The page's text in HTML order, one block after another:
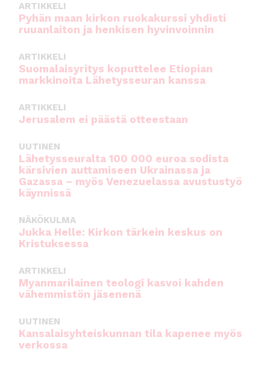
ARTIKKELI
Pyhän maan kirkon ruokakurssi yhdisti
ruuanlaiton ja henkisen hyvinvoinnin
ARTIKKELI
Suomalaisyritys koputtelee Etiopian
markkinoita Lähetysseuran kanssa
ARTIKKELI
Jerusalem ei päästä otteestaan
UUTINEN
Lähetysseuralta 100 000 euroa sodista
kärsivien auttamiseen Ukrainassa ja
Gazassa – myös Venezuelassa avustustyö
käynnissä
NÄKÖKULMA
Jukka Helle: Kirkon tärkein keskus on
Kristuksessa
ARTIKKELI
Myanmarilainen teologi kasvoi kahden
vähemmistön jäsenenä
UUTINEN
Kansalaisyhteiskunnan tila kapenee myös
verkossa